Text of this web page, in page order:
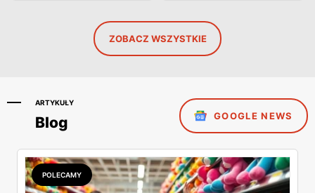
ZOBACZ WSZYSTKIE
ARTYKUŁY
Blog GOOGLE NEWS
POLECAMY